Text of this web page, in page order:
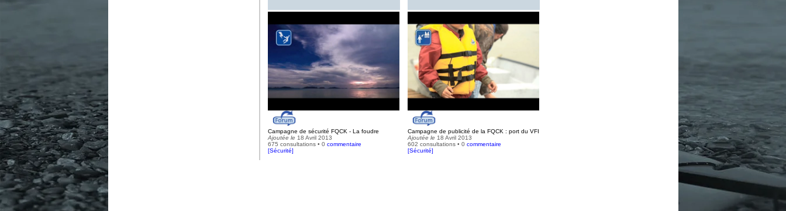
Campagne de sécurité FQCK - La foudre
Ajoutée le 18 Avril 2013
675 consultations • 0 commentaire
[Sécurité]
Campagne de publicité de la FQCK : port du VFI
Ajoutée le 18 Avril 2013
602 consultations • 0 commentaire
[Sécurité]